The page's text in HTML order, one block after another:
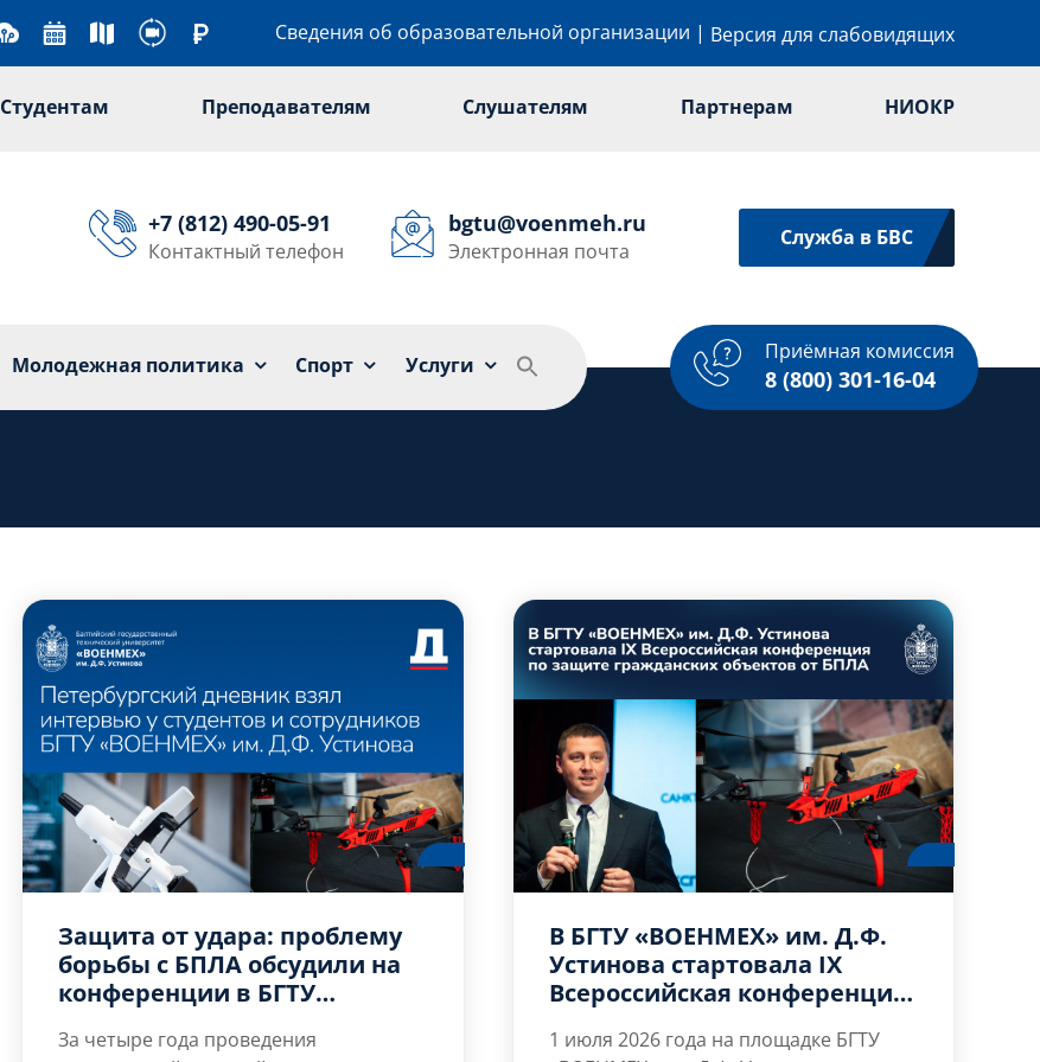
Сведения об образовательной организации | Версия для слабовидящих
Студентам Преподавателям Слушателям Партнерам НИОКР
+7 (812) 490-05-91
Контактный телефон
bgtu@voenmeh.ru
Электронная почта
Служба в БВС
Молодежная политика Спорт Услуги
Приёмная комиссия
8 (800) 301-16-04
Университет Образование Наука Молодежная политика Спорт Услуги
Защита от удара: проблему
борьбы с БПЛА обсудили на
конференции в БГТУ
Устинова
За четыре года проведения
В БГТУ «ВОЕНМЕХ» им. Д.Ф.
Устинова стартовала IX
Всероссийская конференция
объектов от БПЛА
1 июля 2026 года на площадке БГТУ